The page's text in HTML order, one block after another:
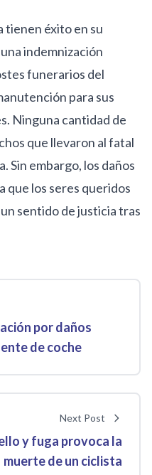
tienen éxito en su
indemnización
funerarios del
para sus
Ninguna cantidad de
que llevaron alfatal
Sin embargo, los daños
que los seres queridos
sentido de justicia tras
por daños
de coche
Next Post
y fuga provoca la
muerte de un ciclista